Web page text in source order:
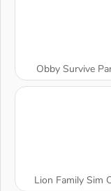
Obby Survive
Lion Family Sim